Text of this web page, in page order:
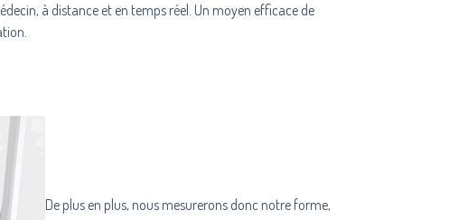
à distance et en temps réel. Un moyen efficace de
De plus en plus, nous mesurerons donc notre forme,